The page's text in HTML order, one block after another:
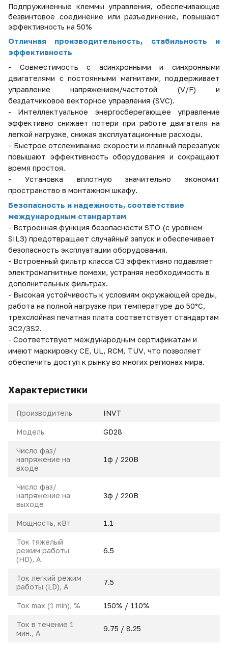
Подпружиненные клеммы управления, обеспечивающие
безвинтовое соединение или разъединение, повышают
эффективность на 50%
Отличная производительность, стабильность и
эффективность
- Совместимость с асинхронными и синхронными
двигателями с постоянными магнитами, поддерживает
управление напряжением/частотой (V/F) и
бездатчиковое векторное управления (SVC).
- Интеллектуальное энергосберегающее управление
эффективно снижает потери при работе двигателя на
легкой нагрузке, снижая эксплуатационные расходы.
- Быстрое отслеживание скорости и плавный перезапуск
повышают эффективность оборудования и сокращают
время простоя.
- Установка вплотную значительно экономит
пространство в монтажном шкафу.
Безопасность и надежность, соответствие
международным стандартам
- Встроенная функция безопасности STO (с уровнем
SIL3) предотвращает случайный запуск и обеспечивает
безопасность эксплуатации оборудования.
- Встроенный фильтр класса C3 эффективно подавляет
электромагнитные помехи, устраняя необходимость в
дополнительных фильтрах.
- Высокая устойчивость к условиям окружающей среды,
работа на полной нагрузке при температуре до 50°C,
трёхслойная печатная плата соответствует стандартам
3C2/3S2.
- Соответствуют международным сертификатам и
имеют маркировку CE, UL, RCM, TUV, что позволяет
обеспечить доступ к рынку во многих регионах мира.
Характеристики
Производитель INVT
Модель GD28
Число фаз/
напряжение на
входе
1ф / 220В
Число фаз/
напряжение на
выходе
3ф / 220В
Мощность, кВт 1.1
Ток тяжелый
режим работы
(HD), A
6.5
Ток легкий режим
работы (LD), A
7.5
Ток max (1 min), % 150% / 110%
Ток в течение 1
мин., А
9.75 / 8.25